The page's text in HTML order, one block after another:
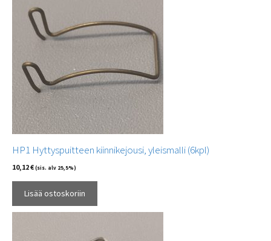
HP1 Hyttyspuitteen kiinnikejousi, yleismalli (6kpl)
10,12€(sis. alv 25,5%)
Lisää ostoskoriin